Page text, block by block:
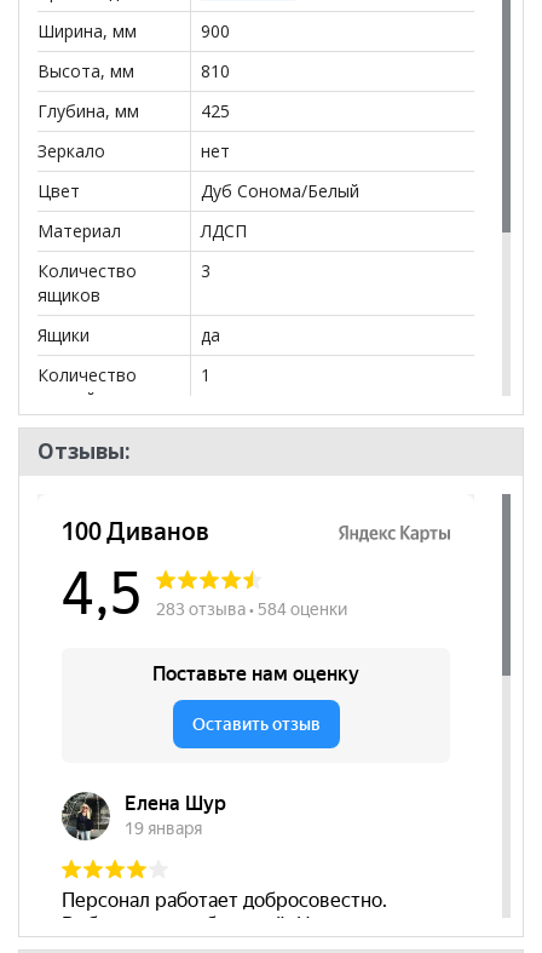
Ширина, мм
900
Высота, мм
810
Глубина, мм
425
Зеркало
нет
Цвет
Дуб Сонома/Белый
Материал
ЛДСП
Количество
ящиков
3
Ящики
да
Количество
дверей
1
Количество
полок
Стиль
Современный
Комната
Детская
Отзывы: